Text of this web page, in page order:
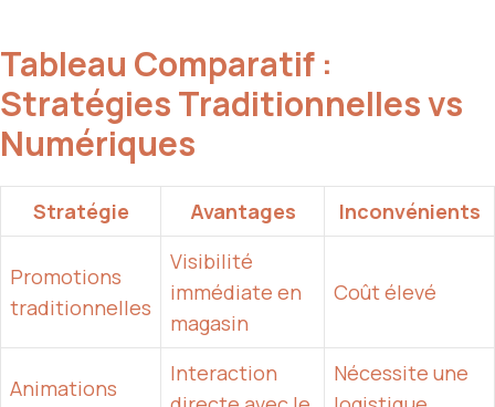
Tableau Comparatif :
Stratégies Traditionnelles vs
Numériques
Stratégie Avantages Inconvénients
Promotions
traditionnelles
Visibilité
immédiate en
magasin
Coût élevé
Animations
Interaction
Nécessite une